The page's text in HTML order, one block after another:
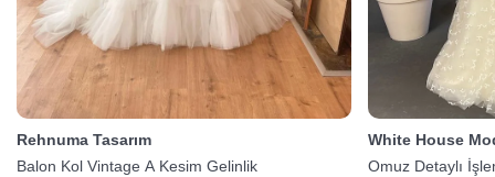
Rehnuma Tasarım
Balon Kol Vintage A Kesim Gelinlik
White House
Omuz Detaylı